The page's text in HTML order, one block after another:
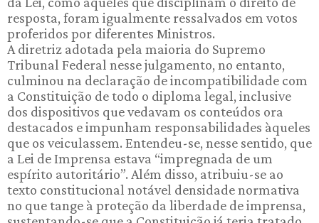
resposta, foram igualmente ressalvados em votos
proferidos por diferentes Ministros.
A diretriz adotada pela maioria do Supremo
Tribunal Federal nesse julgamento, no entanto,
culminou na declaração de incompatibilidade com
a Constituição de todo o diploma legal, inclusive
dos dispositivos que vedavam os conteúdos ora
destacados e impunham responsabilidades àqueles
que os veiculassem. Entendeu-se, nesse sentido, que
a Lei de Imprensa estava “impregnada de um
espírito autoritário”. Além disso, atribuiu-se ao
texto constitucional notável densidade normativa
no que tange à proteção da liberdade de imprensa,